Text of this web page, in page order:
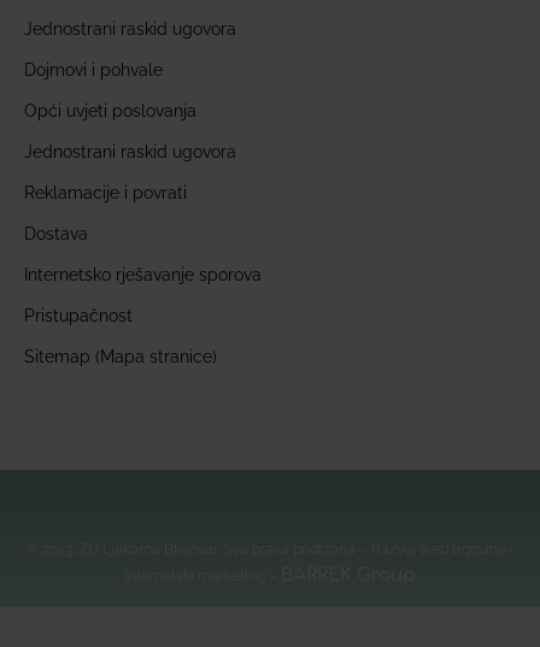
Jednostrani raskid ugovora
Dojmovi i pohvale
Opći uvjeti poslovanja
Jednostrani raskid ugovora
Reklamacije i povrati
Dostava
Internetsko rješavanje sporova
Pristupačnost
Sitemap (Mapa stranice)